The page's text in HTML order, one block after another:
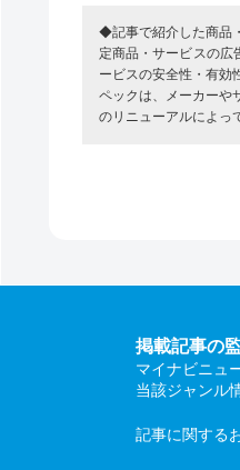
◆記事で紹介した商品
定商品・サービスの
ービスの安全性・有効
ペックは、メーカーや
のリニューアルによっ
掲載記事の
マイナビニュ
当該ジャンル
記事に関する